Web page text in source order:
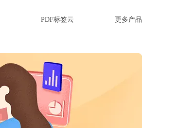
PDF标签云 更多产品